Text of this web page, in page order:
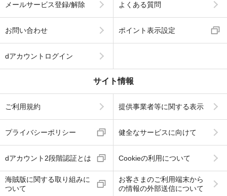
メールサービス登録/解除 よくある質問
お問い合わせ ポイント表示設定
dアカウントログイン
サイト情報
ご利用規約 提供事業者等に関する表示
プライバシーポリシー 健全なサービスに向けて
dアカウント2段階認証とは Cookieの利用について
海賊版に関する取り組みに
ついて
お客さまのご利用端末から
の情報の外部送信について